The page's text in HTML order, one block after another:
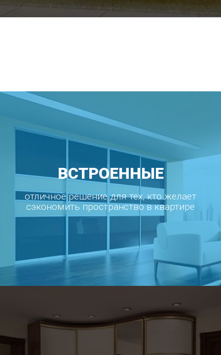
ВСТРОЕННЫЕ
отличное решение для тех, кто желает
сэкономить пространство в квартире